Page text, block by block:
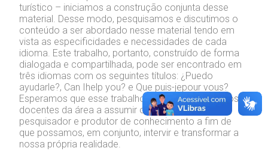
turístico – iniciamos a construção conjunta desse
material. Desse modo, pesquisamos e discutimos o
conteúdo a ser abordado nesse material tendo em
vista as especificidades e necessidades de cada
idioma. Este trabalho, portanto, construído de forma
dialogada e compartilhada, pode ser encontrado em
três idiomas com os seguintes títulos: ¿Puedo
ayudarle?, Can Ihelp you? e Que puis-jepour vous?
Esperamos que esse trabalho possa motivar outros
docentes da área a assumir o papel de professor-
pesquisador e produtor de conhecimento a fim de
que possamos, em conjunto, intervir e transformar a
nossa própria realidade.